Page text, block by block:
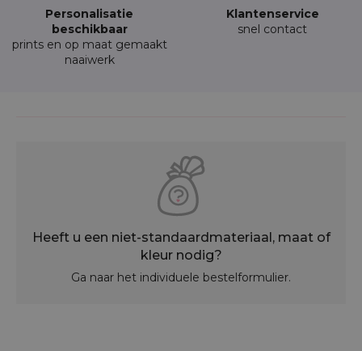
Personalisatie
beschikbaar
prints en op maat gemaakt
naaiwerk
Klantenservice
snel contact
Heeft u een niet-standaardmateriaal, maat of
kleur nodig?
Ga naar het individuele bestelformulier.